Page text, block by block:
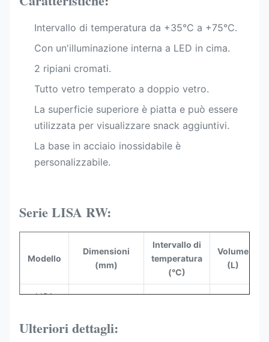
Intervallo di temperatura da +35°C a +75°C.
Con un'illuminazione interna a LED in cima.
2 ripiani cromati.
Tutto vetro temperato a doppio vetro.
La superficie superiore è piatta e può essere
utilizzata per visualizzare snack aggiuntivi.
La base in acciaio inossidabile è
personalizzabile.
Serie LISA RW:
Modello
Dimensioni
(mm)
Intervallo di
temperatura
(°C)
Volume
(L)
LISA
LISA
Ulteriori dettagli: